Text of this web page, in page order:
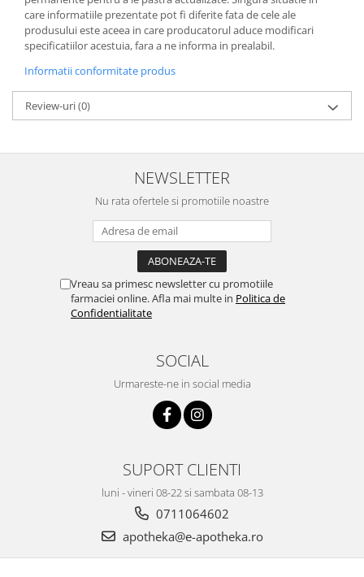
care informatiile prezentate pot fi diferite fata de cele ale
produsului este aceea in care producatorul aduce modificari
specificatiilor acestuia, fara a ne informa in prealabil.
Informatii conformitate produs
Review-uri(0)
NEWSLETTER
Nu rata ofertele si promotiile noastre
Vreau sa primesc newsletter cu promotiile
farmaciei online. Afla mai multe in Politica de
Confidentialitate
SOCIAL
Urmareste-ne in social media
SUPORT CLIENTI
luni - vineri 08-22 si sambata 08-13
0711064602
apotheka@e-apotheka.ro